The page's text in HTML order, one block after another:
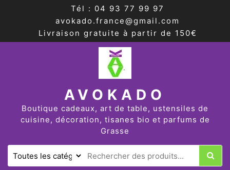
Tél : 04 93 77 99 97
avokado.france@gmail.com
Livraison gratuite à partir de 150€
AVOKADO
Boutique cadeaux, art de table, ustensiles de
cuisine, décoration, tisanes bio et parfums de
Grasse